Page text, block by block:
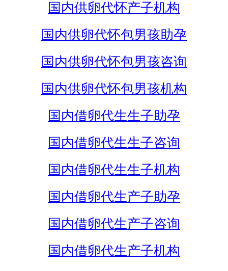
国内供卵代怀产子机构
国内供卵代怀包男孩助孕
国内供卵代怀包男孩咨询
国内供卵代怀包男孩机构
国内借卵代生生子助孕
国内借卵代生生子咨询
国内借卵代生生子机构
国内借卵代生产子助孕
国内借卵代生产子咨询
国内借卵代生产子机构